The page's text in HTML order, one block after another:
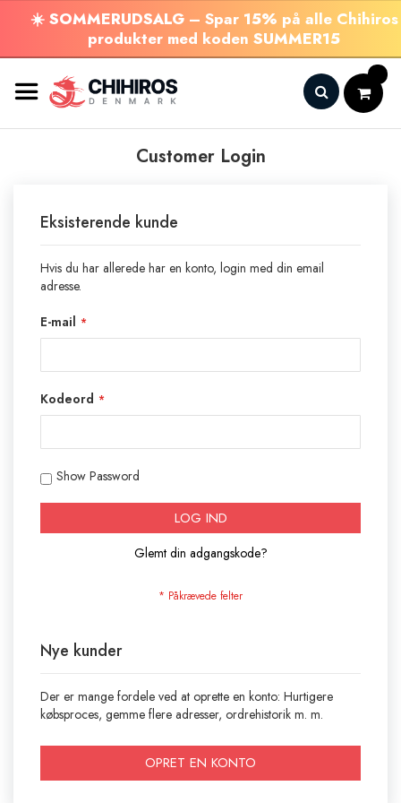
☀️ SOMMERUDSALG– Spar 15% på alle Chihiros
produkter med koden SUMMER15
to
Content
Search
Customer Login
Eksisterende kunde
Hvis du har allerede har en konto, login med din email
adresse.
E-mail
Kodeord
Show Password
LOG IND
Glemt din adgangskode?
Nye kunder
Der er mange fordele ved at oprette en konto: Hurtigere
købsproces, gemme flere adresser, ordrehistorik m. m.
OPRET EN KONTO